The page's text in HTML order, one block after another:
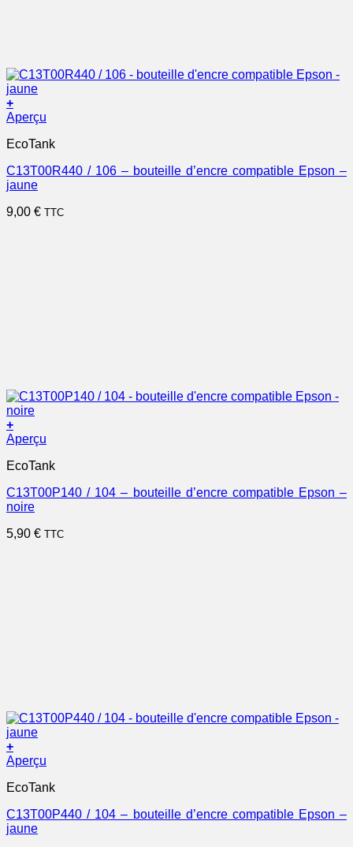
+
Aperçu
EcoTank
C13T00R440 / 106 – bouteille d’encre compatible Epson –
jaune
9,00 € TTC
+
Aperçu
EcoTank
C13T00P140 / 104 – bouteille d’encre compatible Epson –
noire
5,90 € TTC
+
Aperçu
EcoTank
C13T00P440 / 104 – bouteille d’encre compatible Epson –
jaune